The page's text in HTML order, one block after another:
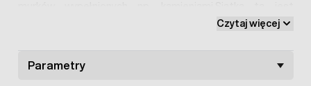
stosunkowo słabo wytrzymała na warunki atmosferyczne
wysokości 1metr. Grubość drutu 0,8mm, siatka posiada
Czytaj więcej
Parametry